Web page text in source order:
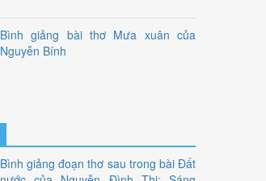
Bình giảng bài thơ Mưa xuân của
Nguyễn Bính
Bình giảng đoạn thơ sau trong bài Đất